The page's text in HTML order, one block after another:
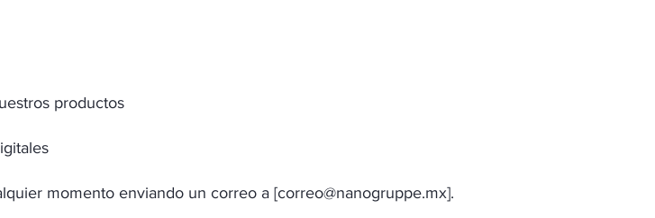
productos
momento enviando un correo a [correo@nanogruppe.mx].